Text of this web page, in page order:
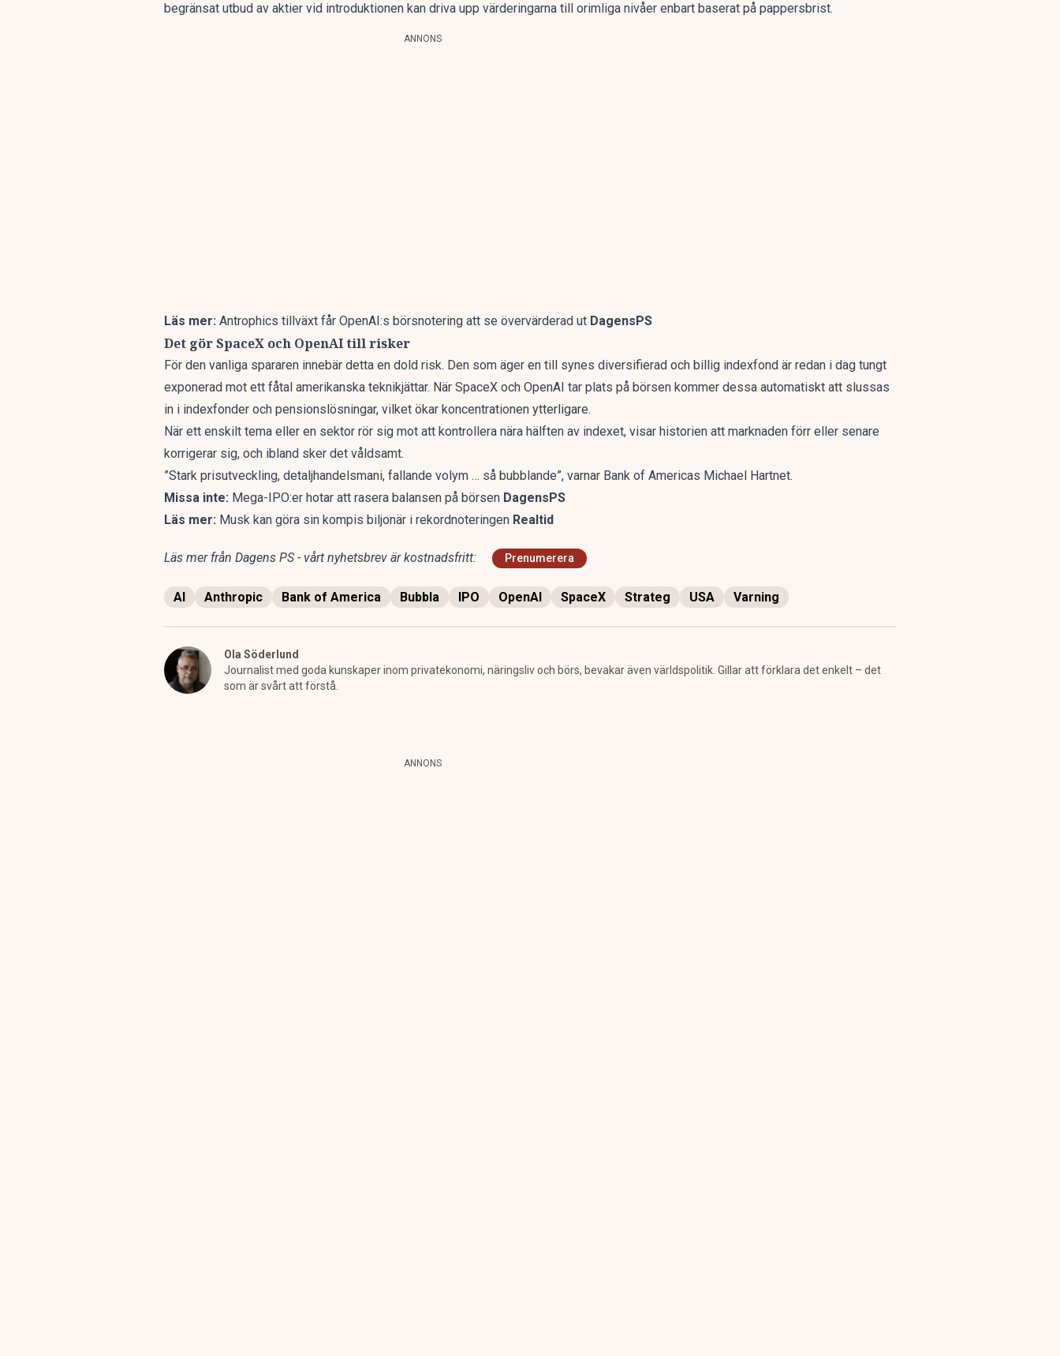
begränsat utbud av aktier vid introduktionen kan driva upp värderingarna till orimliga nivåer enbart baserat på pappersbrist.
ANNONS
Läs mer: Antrophics tillväxt får OpenAI:s börsnotering att se övervärderad ut DagensPS
Det gör SpaceX och OpenAI till risker
För den vanliga spararen innebär detta en dold risk. Den som äger en till synes diversifierad och billig indexfond är redan i dag tungt
exponerad mot ett fåtal amerikanska teknikjättar. När SpaceX och OpenAI tar plats på börsen kommer dessa automatiskt att slussas
in i indexfonder och pensionslösningar, vilket ökar koncentrationen ytterligare.
När ett enskilt tema eller en sektor rör sig mot att kontrollera nära hälften av indexet, visar historien att marknaden förr eller senare
korrigerar sig, och ibland sker det våldsamt.
”Stark prisutveckling, detaljhandelsmani, fallande volym … så bubblande”, varnar Bank of Americas Michael Hartnet.
Missa inte: Mega-IPO:er hotar att rasera balansen på börsen DagensPS
Läs mer: Musk kan göra sin kompis biljonär i rekordnoteringen Realtid
Läs mer från Dagens PS - vårt nyhetsbrev är kostnadsfritt: Prenumerera
AI Anthropic Bank of America Bubbla IPO OpenAI SpaceX Strateg USA Varning
Ola Söderlund
Journalist med goda kunskaper inom privatekonomi, näringsliv och börs, bevakar även världspolitik. Gillar att förklara det enkelt – det
som är svårt att förstå.
ANNONS